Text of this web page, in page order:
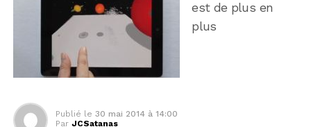
est de plus en
plus
Publié le 30 mai 2014 à 14:00
Par JCSatanas